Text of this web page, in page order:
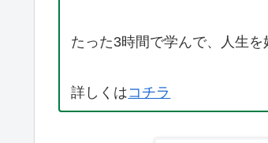
たった3時間で学んで、人生
詳しくはコチラ